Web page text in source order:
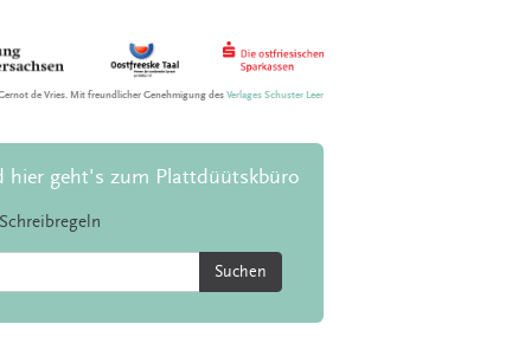
de Vries. Mit freundlicher Genehmigung desVerlages Schuster Leer
hier geht's zum Plattdüütskbüro
Schreibregeln
Suchen